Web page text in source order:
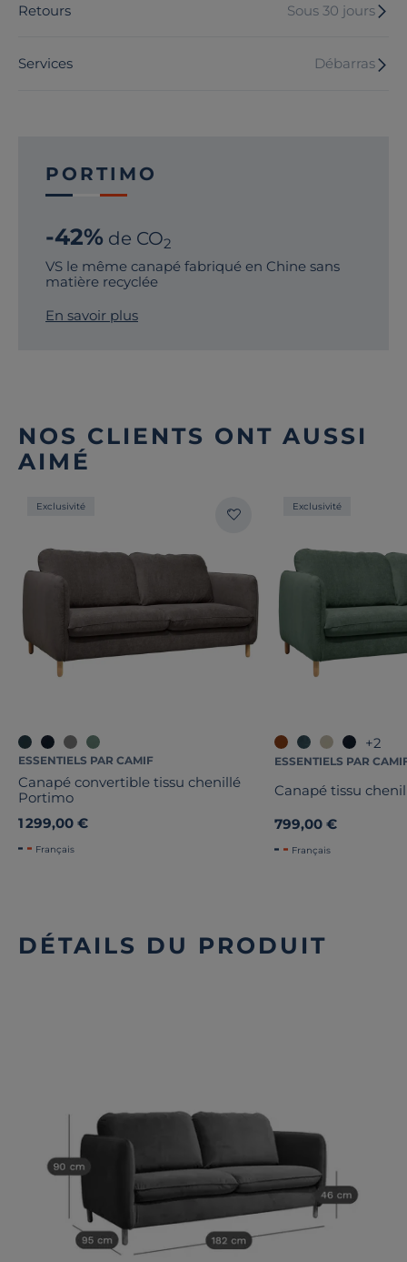
Retours Sous 30 jours
Services Débarras
PORTIMO
-42% de CO2
VS le même canapé fabriqué en Chine sans
matière recyclée
En savoir plus
NOS CLIENTS ONT AUSSI
AIMÉ
Exclusivité
ESSENTIELS PAR CAMIF
Canapé convertible tissu chenillé
Portimo
1 299,00 €
Français
Exclusivité
+2
ESSENTIELS PAR
Canapé tissu
799,00 €
Français
DÉTAILS DU PRODUIT